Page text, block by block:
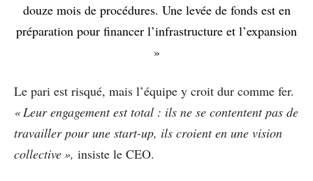
douze mois de procédures. Une levée de fonds est en
préparation pour financer l’infrastructure et l’expansion
»
Le pari est risqué, mais l’équipe y croit dur comme fer.
« Leur engagement est total : ils ne se contentent pas de
travailler pour une start-up, ils croient en une vision
collective », insiste le CEO.